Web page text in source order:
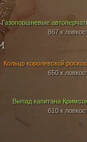
Газопоршневые
867 к
Выпад капитана
610 к
Кольцо королевской
650 к